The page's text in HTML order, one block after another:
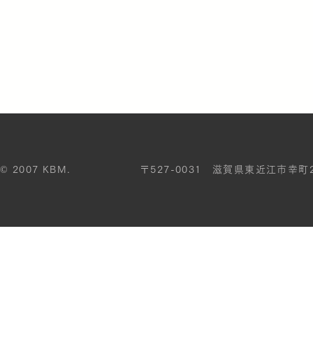
© 2007 KBM. 〒527-0031 滋賀県東近江市幸